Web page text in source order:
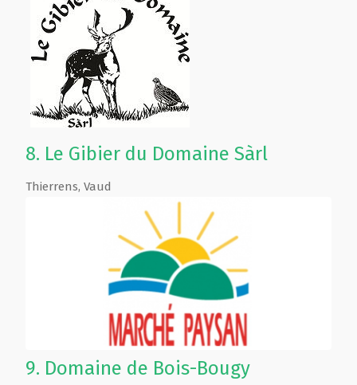
8. Le Gibier du Domaine Sàrl
Thierrens, Vaud
9. Domaine de Bois-Bougy